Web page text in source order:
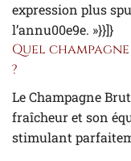
expression plus
l’annu00e9e. »}}]}
Quel
?
Le Champagne
fraîcheur et son
stimulant